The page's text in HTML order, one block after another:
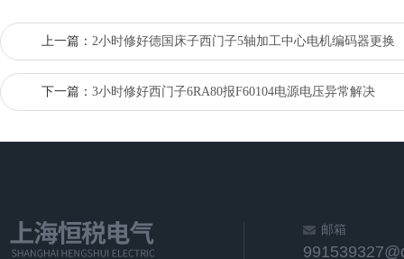
上一篇： 2小时修好德国床子西门子5轴加工中心电机编码器更换
下一篇： 3小时修好西门子6RA80报F60104电源电压异常解决
邮箱